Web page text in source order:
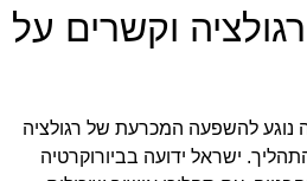
וקשרים על
נוגע להשפעה המכרעת של רגולציה
ישראל ידועה בביורוקרטיה